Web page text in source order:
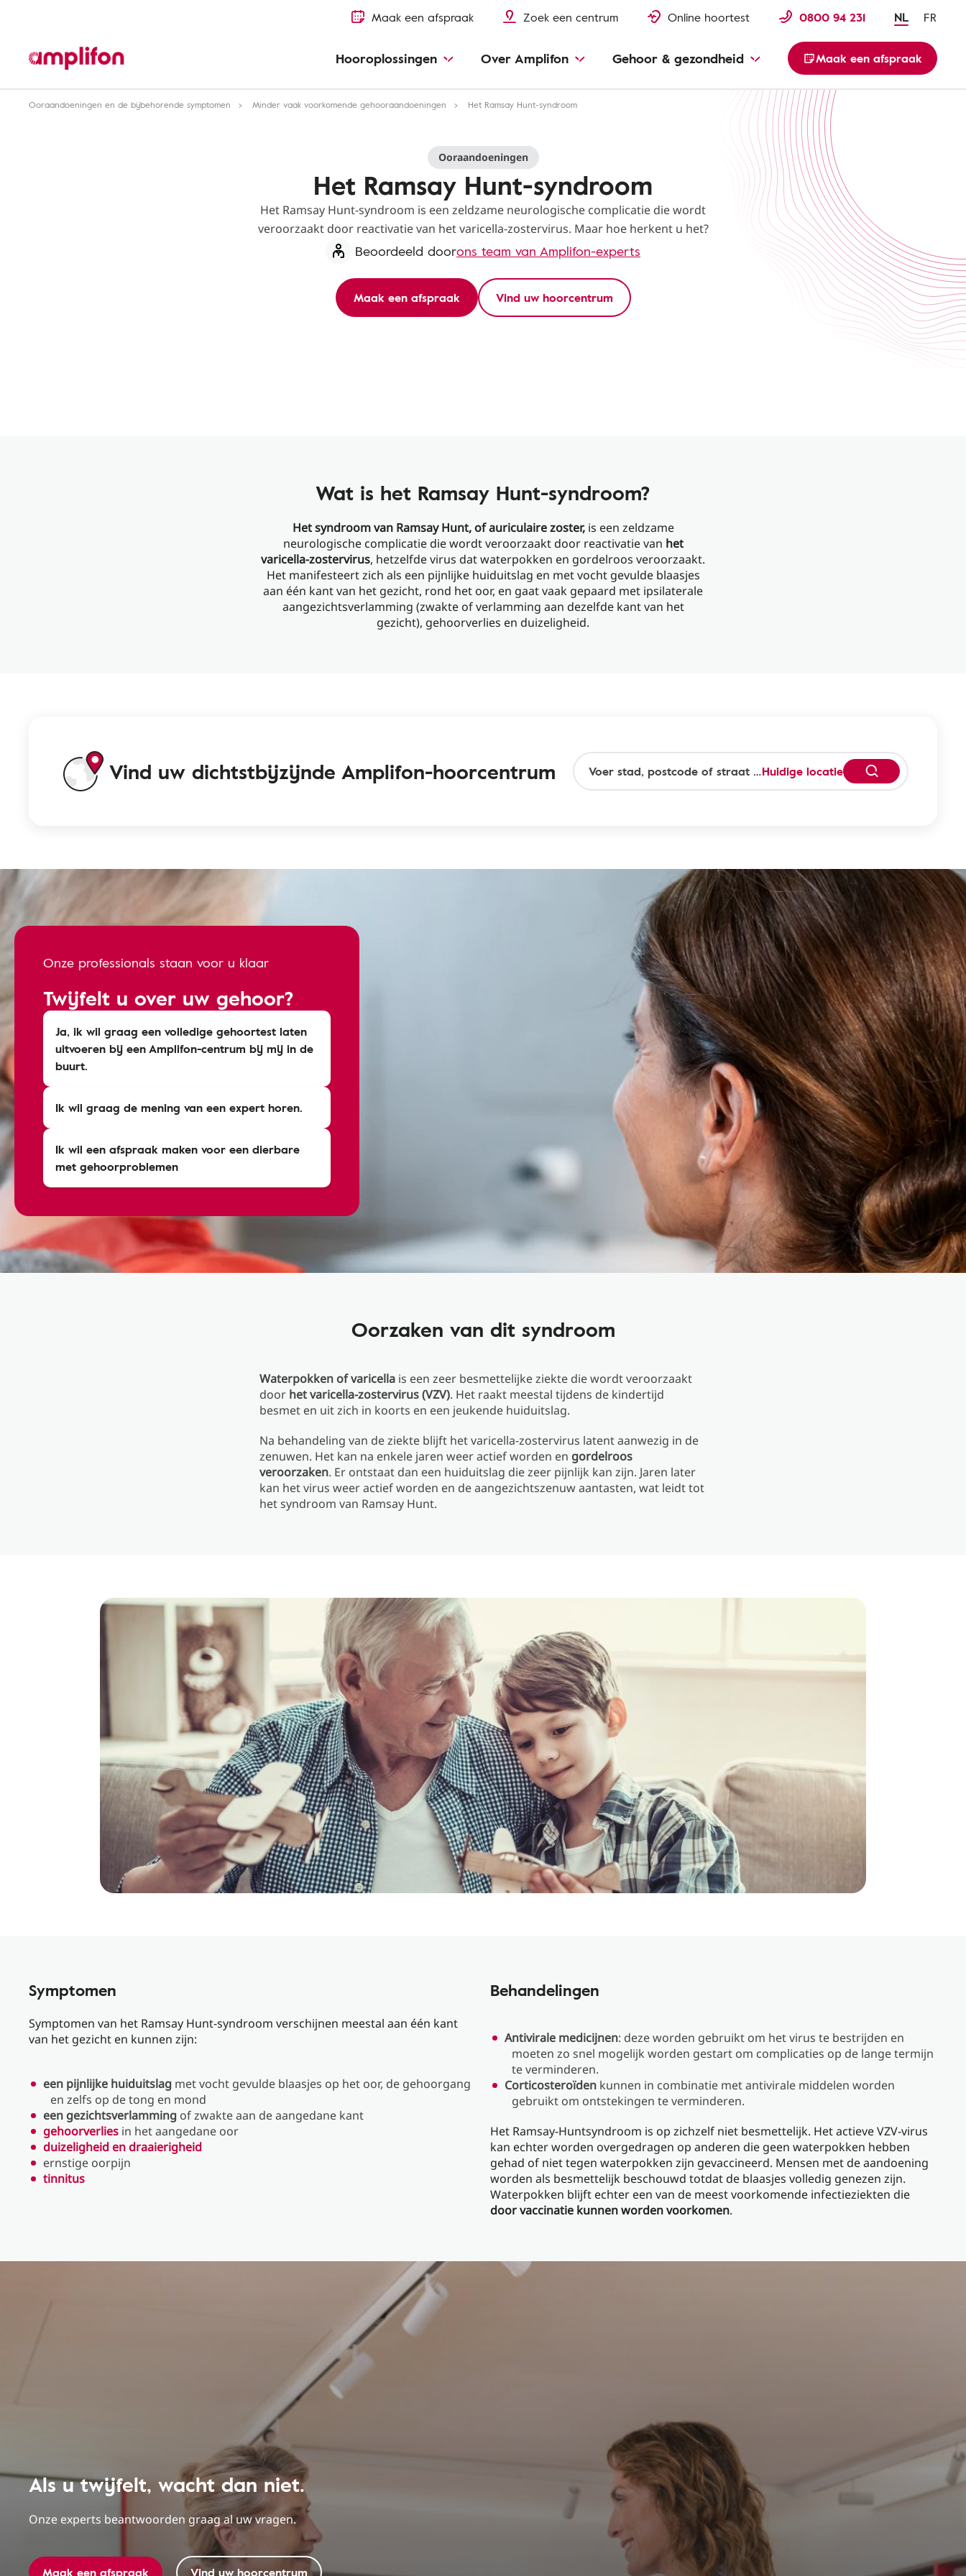
Maak een afspraak Zoek een centrum Online hoortest 0800 94 231 NL FR
Hooroplossingen Over Amplifon Gehoor & gezondheid Maak een afspraak
Ooraandoeningen en de bijbehorende symptomen Minder vaak voorkomende gehooraandoeningen Het Ramsay Hunt-syndroom
Ooraandoeningen
Het Ramsay Hunt-syndroom
Het Ramsay Hunt-syndroom is een zeldzame neurologische complicatie die wordt
veroorzaakt door reactivatie van het varicella-zostervirus. Maar hoe herkent u het?
Beoordeeld doorons team van Amplifon-experts
Maak een afspraak Vind uw hoorcentrum
Wat is het Ramsay Hunt-syndroom?
Het syndroom van Ramsay Hunt, of auriculaire zoster,is een zeldzame
neurologische complicatie die wordt veroorzaakt door reactivatie van het
varicella-zostervirus, hetzelfde virus dat waterpokken en gordelroos veroorzaakt.
Het manifesteert zich als een pijnlijke huiduitslag en met vocht gevulde blaasjes
aan één kant van het gezicht, rond het oor, en gaat vaak gepaard met ipsilaterale
aangezichtsverlamming (zwakte of verlamming aan dezelfde kant van het
gezicht), gehoorverlies en duizeligheid.
Vind uw dichtstbijzijnde Amplifon-hoorcentrum Huidige locatie
Onze professionals staan voor u klaar
Twijfelt u over uw gehoor?
Ja, ik wil graag een volledige gehoortest laten
uitvoeren bij een Amplifon-centrum bij mij in de
buurt.
Ik wil graag de mening van een expert horen.
Ik wil een afspraak maken voor een dierbare
met gehoorproblemen
Oorzaken van dit syndroom
Waterpokken of varicella is een zeer besmettelijke ziekte die wordt veroorzaakt
door het varicella-zostervirus (VZV). Het raakt meestal tijdens de kindertijd
besmet en uit zich in koorts en een jeukende huiduitslag.
Na behandeling van de ziekte blijft het varicella-zostervirus latent aanwezig in de
zenuwen. Het kan na enkele jaren weer actief worden en gordelroos
veroorzaken. Er ontstaat dan een huiduitslag die zeer pijnlijk kan zijn. Jaren later
kan het virus weer actief worden en de aangezichtszenuw aantasten, wat leidt tot
het syndroom van Ramsay Hunt.
Symptomen
Symptomen van het Ramsay Hunt-syndroom verschijnen meestal aan één kant
van het gezicht en kunnen zijn:
een pijnlijke huiduitslag met vocht gevulde blaasjes op het oor, de gehoorgang
en zelfs op de tong en mond
een gezichtsverlamming of zwakte aan de aangedane kant
gehoorverlies in het aangedane oor
duizeligheid en draaierigheid
ernstige oorpijn
tinnitus
Behandelingen
Antivirale medicijnen: deze worden gebruikt om het virus te bestrijden en
moeten zo snel mogelijk worden gestart om complicaties op de lange termijn
te verminderen.
Corticosteroïden kunnen in combinatie met antivirale middelen worden
gebruikt om ontstekingen te verminderen.
Het Ramsay-Huntsyndroom is op zichzelf niet besmettelijk. Het actieve VZV-virus
kan echter worden overgedragen op anderen die geen waterpokken hebben
gehad of niet tegen waterpokken zijn gevaccineerd. Mensen met de aandoening
worden als besmettelijk beschouwd totdat de blaasjes volledig genezen zijn.
Waterpokken blijft echter een van de meest voorkomende infectieziekten die
door vaccinatie kunnen worden voorkomen.
Als u twijfelt, wacht dan niet.
Onze experts beantwoorden graag al uw vragen.
Maak een afspraak Vind uw hoorcentrum